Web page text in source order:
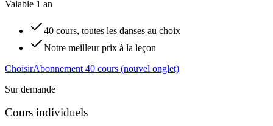
Valable 1 an
40 cours, toutes les danses au choix
Notre meilleur prix à la leçon
ChoisirAbonnement 40 cours (nouvel onglet)
Sur demande
Cours individuels